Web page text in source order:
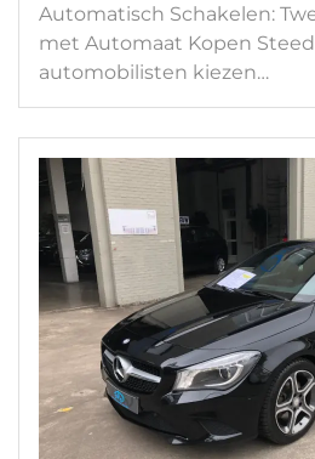
Automatisch Schakelen:
met Automaat Kopen
automobilisten kiezen…